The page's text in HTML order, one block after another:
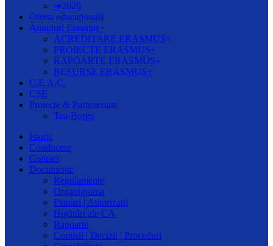
➔2020
Oferta educațională
Anunțuri Erasmus+
ACREDITARE ERASMUS+
PROIECTE ERASMUS+
RAPOARTE ERASMUS+
RESURSE ERASMUS+
C.E.A.C.
CȘE
Proiecte & Parteneriate
Tea-Borgs
Istoric
Conducere
Contact
Documente
Regulamente
Organigrama
Planuri | Autorizații
Hotărâri ale CA
Rapoarte
Comisii | Decizii | Proceduri